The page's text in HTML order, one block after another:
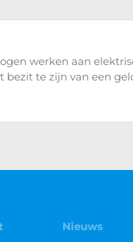
werken aan
bezit te zijn van een
keuring?